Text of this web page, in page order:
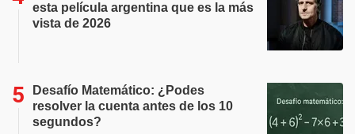
esta película argentina que es la más
vista de 2026
Desafío Matemático: ¿Podes
resolver la cuenta antes de los 10
segundos?